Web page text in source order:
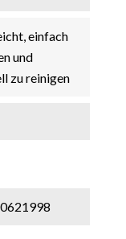
einfach
und
zu reinigen